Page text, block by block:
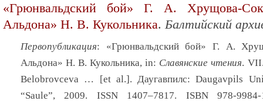
«Грюнвальдский бой» Г. А. Хрущова-
Альдона» Н. В. Кукольника. Балтийский
Первопубликация: «Грюнвальдский бой» Г. А.
Альдона» Н. В. Кукольника, in: Славянские чтения.
Belobrovceva … [et al.]. Даугавпилс: Daugavpils
“Saule”, 2009. ISSN 1407–7817. ISBN 978-